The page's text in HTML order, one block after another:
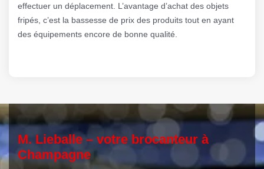
effectuer un déplacement. L’avantage d’achat des objets
fripés, c’est la bassesse de prix des produits tout en ayant
des équipements encore de bonne qualité.
M. Lieballe – votre brocanteur à
Champagne